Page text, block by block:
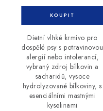
Dietní vlhké krmivo pro
dospělé psy s potravinovou
alergií nebo intolerancí,
vybraný zdroj bílkovin a
sacharidů, vysoce
hydrolyzované bílkoviny, s
esenciálními mastnými
kyselinami